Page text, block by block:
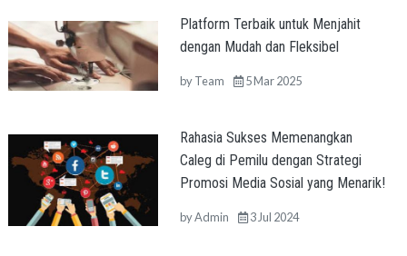
Platform Terbaik untuk Menjahit
dengan Mudah dan Fleksibel
byTeam 5 Mar 2025
Rahasia Sukses Memenangkan
Caleg di Pemilu dengan Strategi
Promosi Media Sosial yang Menarik!
byAdmin 3 Jul 2024